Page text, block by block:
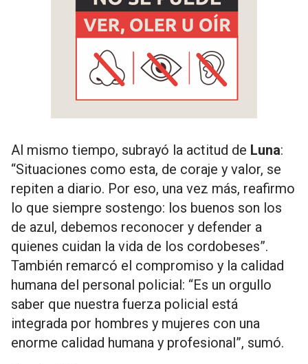
Al mismo tiempo, subrayó la actitud de Luna:
“Situaciones como esta, de coraje y valor, se
repiten a diario. Por eso, una vez más, reafirmo
lo que siempre sostengo: los buenos son los
de azul, debemos reconocer y defender a
quienes cuidan la vida de los cordobeses”.
También remarcó el compromiso y la calidad
humana del personal policial: “Es un orgullo
saber que nuestra fuerza policial está
integrada por hombres y mujeres con una
enorme calidad humana y profesional”, sumó.